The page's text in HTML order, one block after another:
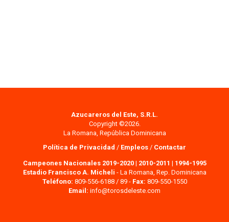
Azucareros del Este, S.R.L.
Copyright ©2026.
La Romana, República Dominicana
Política de Privacidad / Empleos / Contactar
Campeones Nacionales 2019-2020| 2010-2011 | 1994-1995
Estadio Francisco A. Micheli - La Romana, Rep. Dominicana
Teléfono: 809-556-6188 / 89 - Fax: 809-550-1550
Email: info@torosdeleste.com